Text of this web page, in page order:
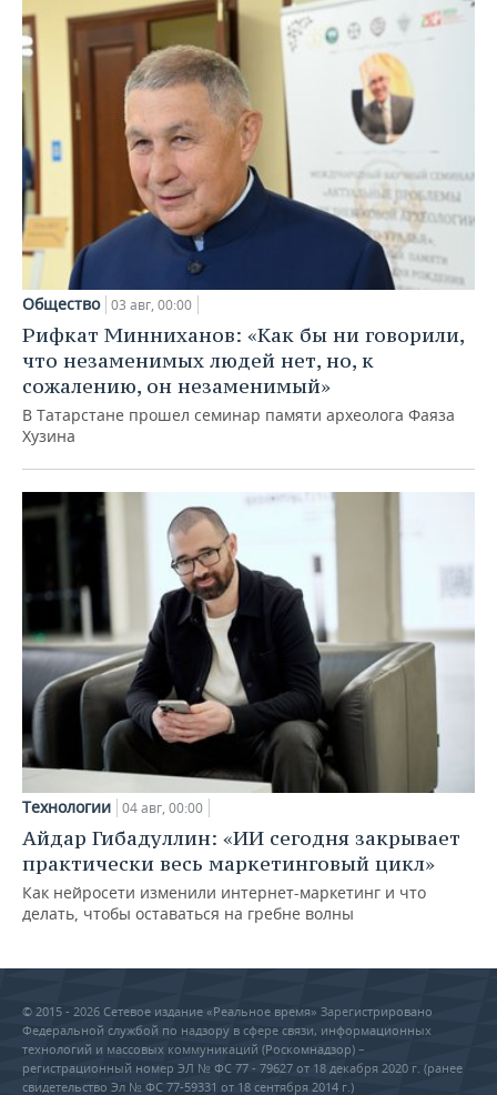
Общество 03 авг, 00:00
Рифкат Минниханов: «Как бы ни говорили,
что незаменимых людей нет, но, к
сожалению, он незаменимый»
В Татарстане прошел семинар памяти археолога Фаяза
Хузина
Технологии 04 авг, 00:00
Айдар Гибадуллин: «ИИ сегодня закрывает
практически весь маркетинговый цикл»
Как нейросети изменили интернет-маркетинг и что
делать, чтобы оставаться на гребне волны
© 2015 - 2026 Сетевое издание «Реальное время» Зарегистрировано
Федеральной службой по надзору в сфере связи, информационных
технологий и массовых коммуникаций (Роскомнадзор) –
регистрационный номер ЭЛ № ФС 77 - 79627 от 18 декабря 2020 г. (ранее
свидетельство Эл № ФС 77-59331 от 18 сентября 2014 г.)